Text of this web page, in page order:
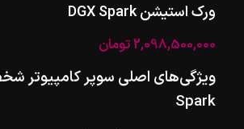
ورک استیشن DGX Spark
2,098,500,000تومان
Spark